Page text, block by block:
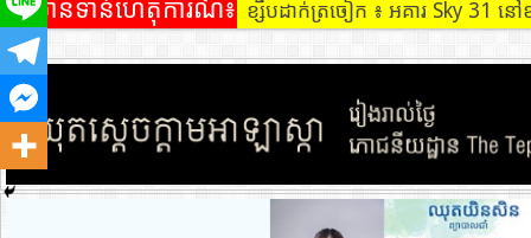
ព័ត៌មានទាន់ហេតុការណ៍៖ ខ្សឹបដាក់ត្រចៀក ៖ អគារ Sky 31
ខ្សឹបដាក់ត្រចៀក ៖ ដល់ករ ! ឈ្មួញដឹក